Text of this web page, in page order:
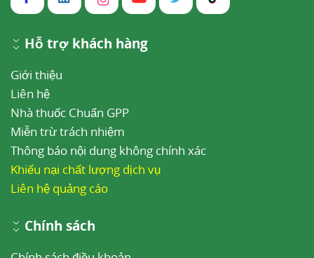
Hỗ trợ khách hàng
Giới thiệu
Liên hệ
Nhà thuốc Chuẩn GPP
Miễn trừ trách nhiệm
Thông báo nội dung không chính xác
Khiếu nại chất lượng dịch vụ
Liên hệ quảng cáo
Chính sách